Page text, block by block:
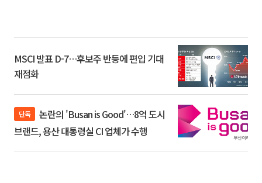
MSCI 발표 D-7…후보주 반등에 편입 기대
재점화
단독
브랜드, 용산 대통령실 CI 업체가 수행